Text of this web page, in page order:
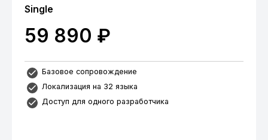
Single
59 890 ₽
Базовое сопровождение
Локализация на 32 языка
Доступ для одного разработчика